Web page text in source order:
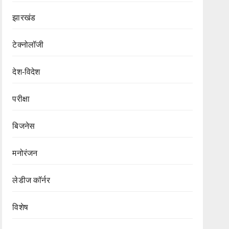
झारखंड
टेक्नोलॉजी
देश-विदेश
परीक्षा
बिजनेस
मनोरंजन
लेडीज कॉर्नर
विशेष